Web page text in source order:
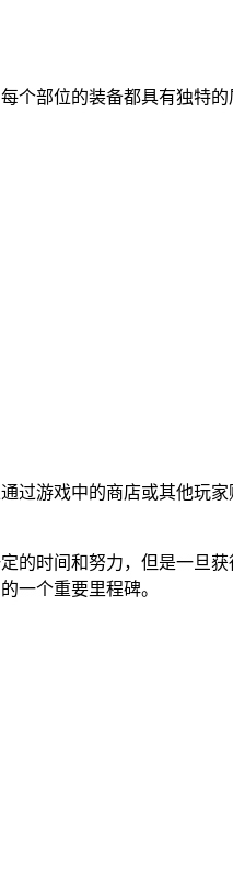
个部位的装备都具有独特
过游戏中的商店或其他玩
的时间和努力，但是一旦
一个重要里程碑。